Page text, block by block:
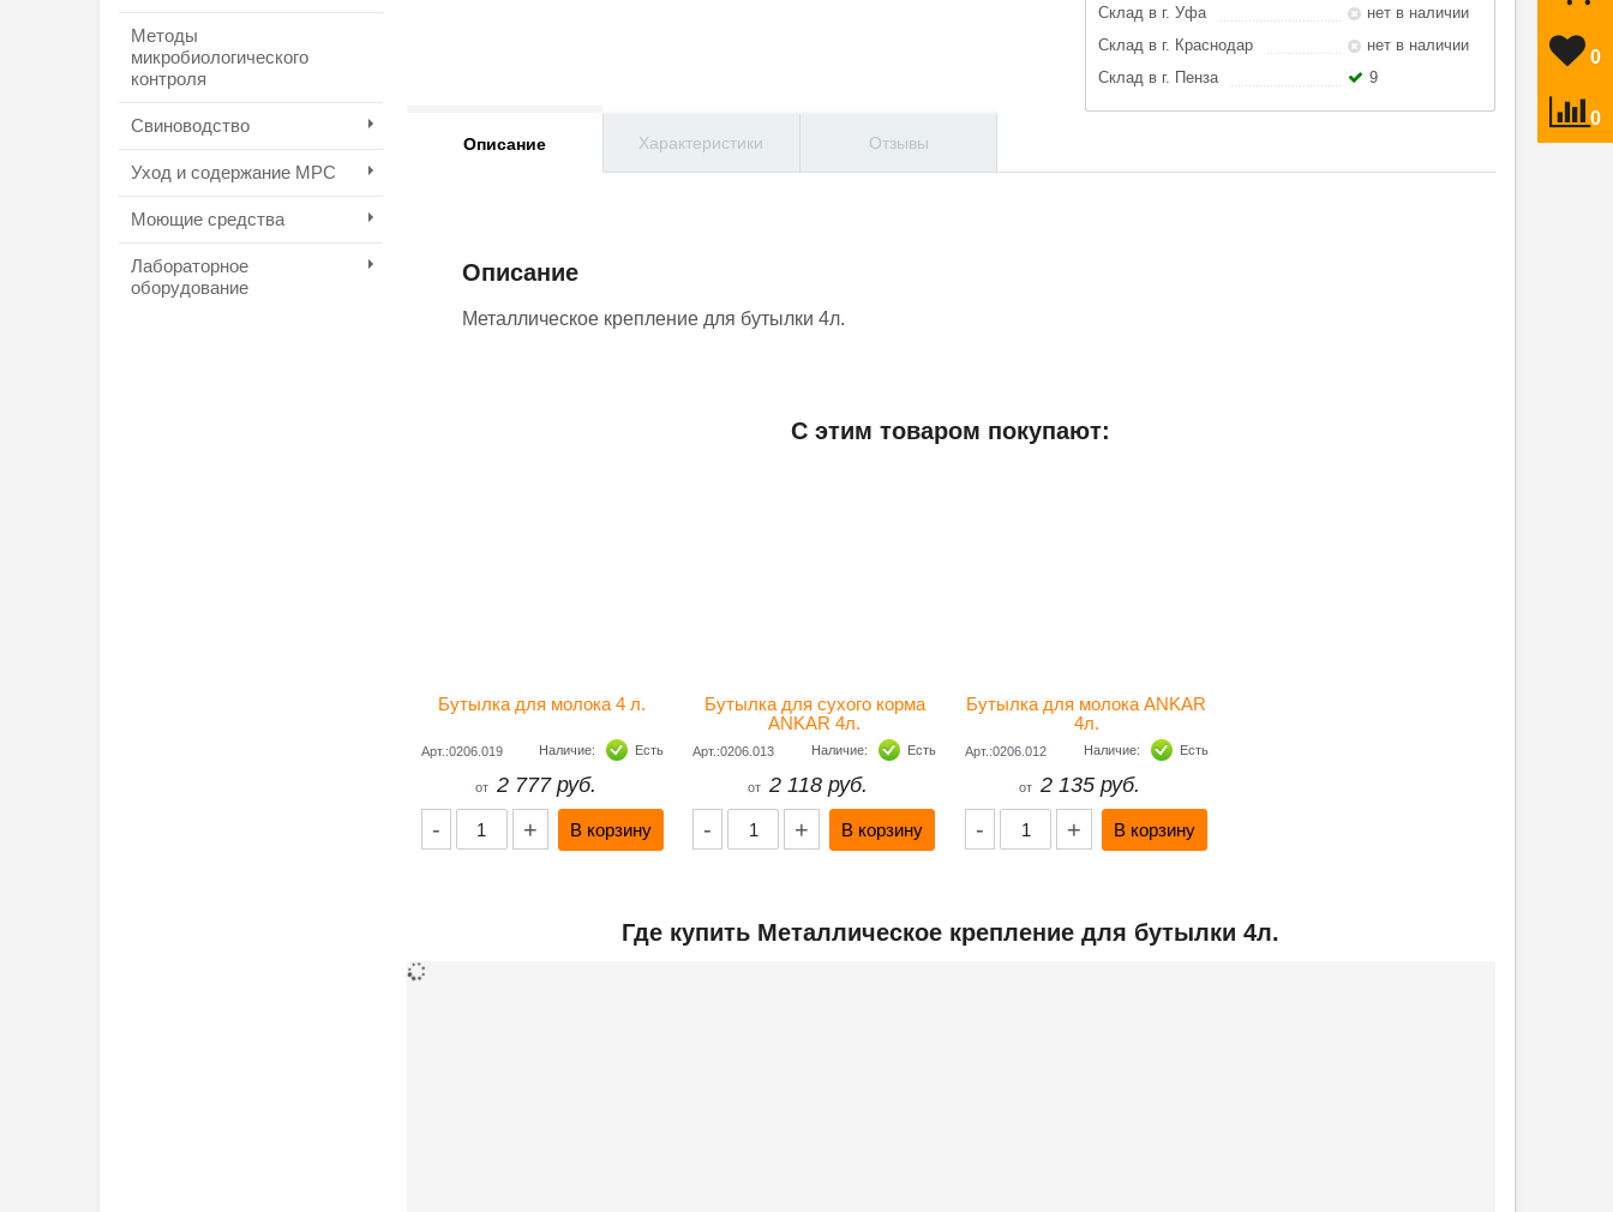
0
0
Методы
микробиологического
контроля
Свиноводство
Уход и содержание МРС
Моющие средства
Лабораторное
оборудование
Склад в г. Уфа
нет в наличии
Склад в г. Краснодар
нет в наличии
Склад в г. Пенза
9
Описание Характеристики Отзывы
Описание
Металлическое крепление для бутылки 4л.
С этим товаром покупают:
Бутылка для молока 4 л.
Арт.:0206.019 Наличие: Есть
от 2 777 руб.
- +
Бутылка для сухого корма
ANKAR 4л.
Арт.:0206.013 Наличие: Есть
от 2 118 руб.
- +
Бутылка для молока ANKAR
4л.
Арт.:0206.012 Наличие: Есть
от 2 135 руб.
- +
Где купить Металлическое крепление для бутылки 4л.